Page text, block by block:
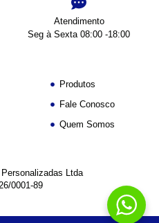
Atendimento
Seg à Sexta 08:00 -18:00
Produtos
Fale Conosco
Quem Somos
Ltda
0001-89